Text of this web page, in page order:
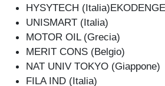
HYSYTECH
UNISMART (Italia)
MOTOR OIL (Grecia)
MERIT CONS (Belgio)
NAT UNIV TOKYO (Giappone)
FILA IND (Italia)